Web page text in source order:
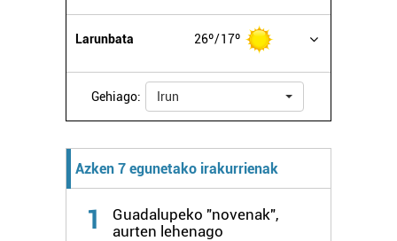
datuen atalean. Edozein unetan alda edo ken dezakezu
zure baimena Cookieen adierazpenean.
Webgune honek cookie propioak eta hirugarrenen cookie-
fitxategiak erabiltzen ditu. Zure esperientzia eta
zerbitzuak hobetzeko asmoz, cookie teknologiaz
erabiltzeko baimen esplizitua ematen diguzu.
Larunbata 26º 17º
Gehiago: Irun
Azken 7 egunetako irakurrienak
1
Guadalupeko "novenak",
aurten lehenago